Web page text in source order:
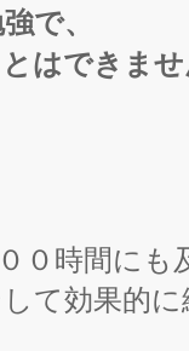
で、
はできま
０時間に
て効果的